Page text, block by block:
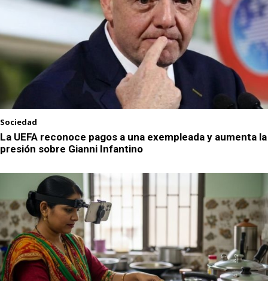
Sociedad
La UEFA reconoce pagos a una exempleada y aumenta la
presión sobre Gianni Infantino